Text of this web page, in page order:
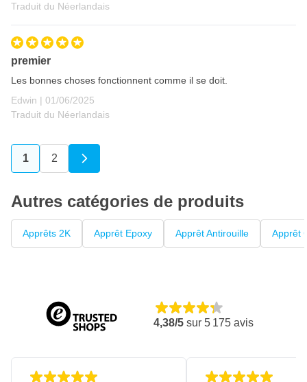
Traduit du Néerlandais
premier
Les bonnes choses fonctionnent comme il se doit.
Edwin | 1 juin 2025
01/06/2025
Traduit du Néerlandais
Vous lisez actuellement la page
1 Page
2
Autres catégories de produits
Apprêts 2K Apprêt Epoxy Apprêt Antirouille Apprêt
4,38/5 sur 5 175 avis